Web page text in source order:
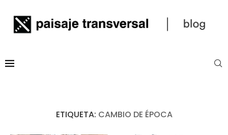
ETIQUETA: CAMBIO DE ÉPOCA